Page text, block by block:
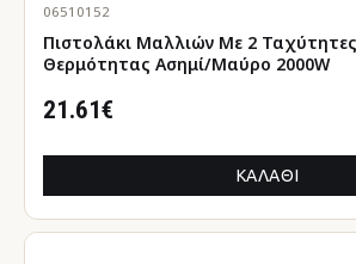
06510152
Πιστολάκι Μαλλιών Με 2
Θερμότητας Ασημί/Μαύρο 2000W
21.61€
ΚΑΛΆΘΙ